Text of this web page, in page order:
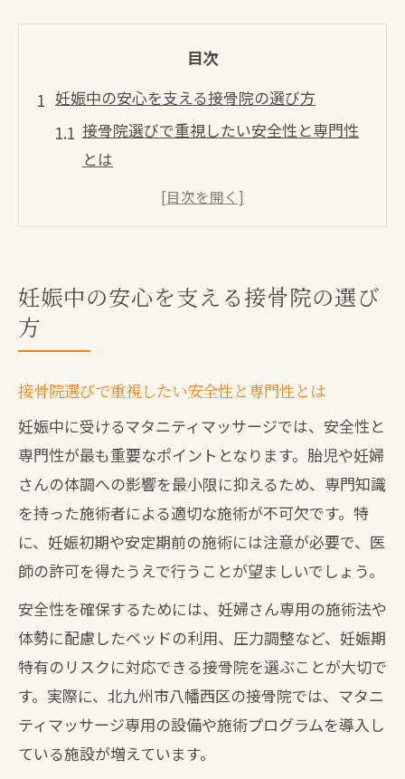
目次
妊娠中の安心を支える接骨院の選び方
接骨院選びで重視したい安全性と専門性
とは
マタニティマッサージ北九州の接骨院比
較ポイント
の特徴
口コミで見る接骨院のマタニティ対応の
める方法
マタニティマッサージを受ける前に知りたい
注意点
妊娠中に控えるべき施術部位と接骨院の
配慮
安全な接骨院選びのための事前カウンセ
妊娠中の体調変化に対応できる接骨院の
対応力
接骨院のマタニティマッサージで避ける
べきリスク
マタニティ整体北九州の接骨院で注意す
妊娠中の安心を支える接骨院の選び
方
接骨院選びで重視したい安全性と専門性とは
妊娠中に受けるマタニティマッサージでは、安全性と
専門性が最も重要なポイントとなります。胎児や妊婦
さんの体調への影響を最小限に抑えるため、専門知識
を持った施術者による適切な施術が不可欠です。特
に、妊娠初期や安定期前の施術には注意が必要で、医
師の許可を得たうえで行うことが望ましいでしょう。
安全性を確保するためには、妊婦さん専用の施術法や
体勢に配慮したベッドの利用、圧力調整など、妊娠期
特有のリスクに対応できる接骨院を選ぶことが大切で
す。実際に、北九州市八幡西区の接骨院では、マタニ
ティマッサージ専用の設備や施術プログラムを導入し
ている施設が増えています。